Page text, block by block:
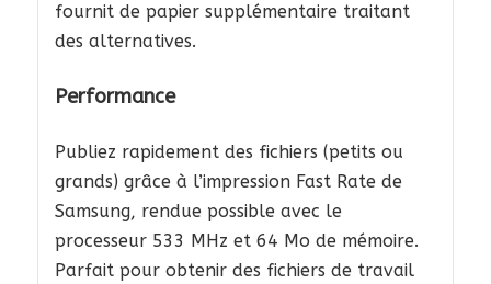
fournit de papier supplémentaire traitant
des alternatives.
Performance
Publiez rapidement des fichiers (petits ou
grands) grâce à l’impression Fast Rate de
Samsung, rendue possible avec le
processeur 533 MHz et 64 Mo de mémoire.
Parfait pour obtenir des fichiers de travail